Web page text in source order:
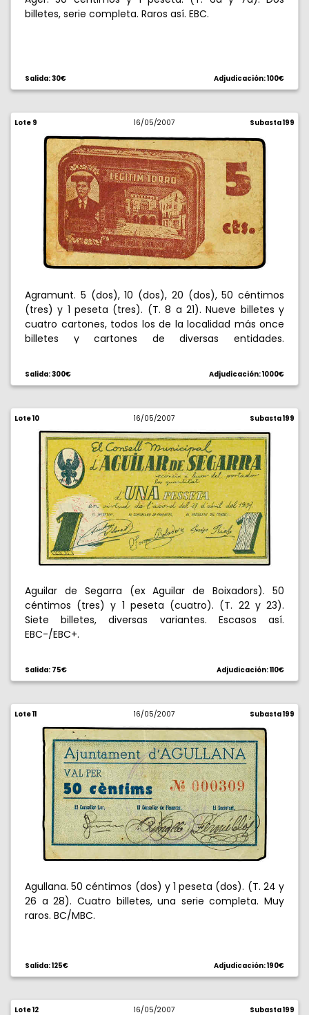
billetes, serie completa. Raros así. EBC.
Salida: 30€ Adjudicación: 100€
Lote 9 16/05/2007 Subasta 199
Agramunt. 5 (dos), 10 (dos), 20 (dos), 50 céntimos
(tres) y 1 peseta (tres). (T. 8 a 21). Nueve billetes y
cuatro cartones, todos los de la localidad más once
billetes y cartones de diversas entidades.
BC/EBC.
Salida: 300€ Adjudicación: 1000€
Lote 10 16/05/2007 Subasta 199
Aguilar de Segarra (ex Aguilar de Boixadors). 50
céntimos (tres) y 1 peseta (cuatro). (T. 22 y 23).
Siete billetes, diversas variantes. Escasos así.
EBC-/EBC+.
Salida: 75€ Adjudicación: 110€
Lote 11 16/05/2007 Subasta 199
Agullana. 50 céntimos (dos) y 1 peseta (dos). (T. 24 y
26 a 28). Cuatro billetes, una serie completa. Muy
raros. BC/MBC.
Salida: 125€ Adjudicación: 190€
Lote 12 16/05/2007 Subasta 199